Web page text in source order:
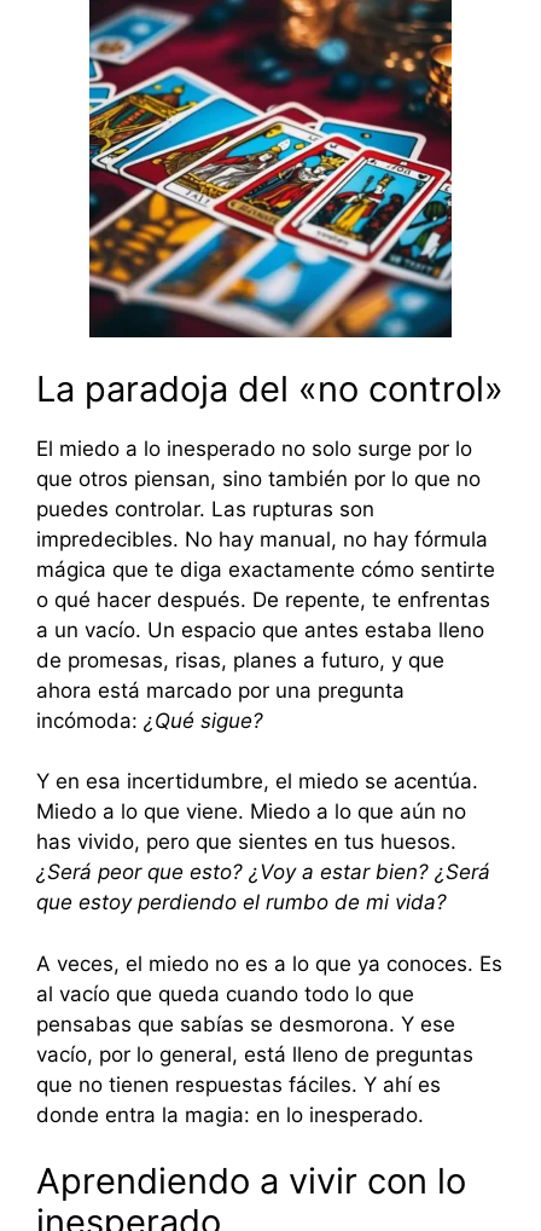
La paradoja del «no control»
El miedo a lo inesperado no solo surge por lo
que otros piensan, sino también por lo que no
puedes controlar. Las rupturas son
impredecibles. No hay manual, no hay fórmula
mágica que te diga exactamente cómo sentirte
o qué hacer después. De repente, te enfrentas
a un vacío. Un espacio que antes estaba lleno
de promesas, risas, planes a futuro, y que
ahora está marcado por una pregunta
incómoda: ¿Qué sigue?
Y en esa incertidumbre, el miedo se acentúa.
Miedo a lo que viene. Miedo a lo que aún no
has vivido, pero que sientes en tus huesos.
¿Será peor que esto? ¿Voy a estar bien? ¿Será
que estoy perdiendo el rumbo de mi vida?
A veces, el miedo no es a lo que ya conoces. Es
al vacío que queda cuando todo lo que
pensabas que sabías se desmorona. Y ese
vacío, por lo general, está lleno de preguntas
que no tienen respuestas fáciles. Y ahí es
donde entra la magia: en lo inesperado.
Aprendiendo a vivir con lo
inesperado